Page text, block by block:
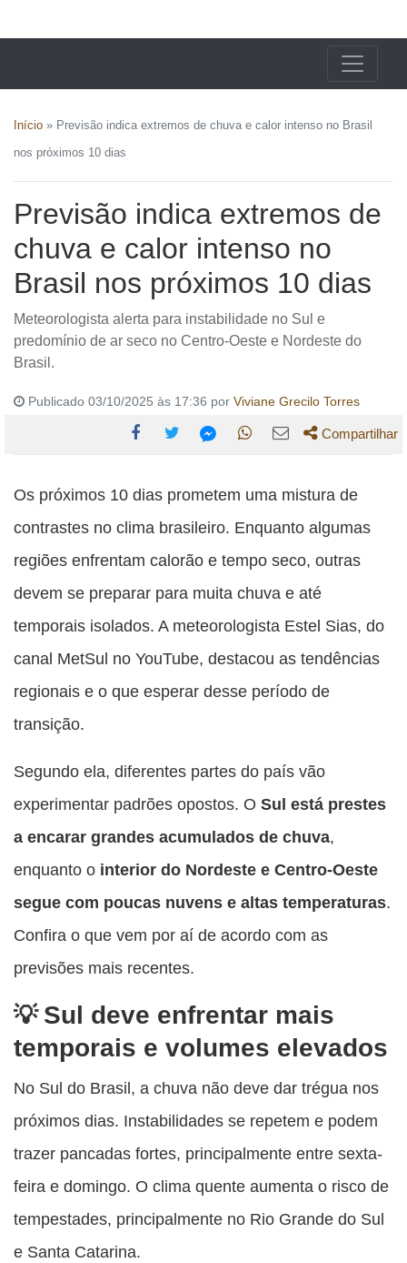
Início » Previsão indica extremos de chuva e calor intenso no Brasil
nos próximos 10 dias
Previsão indica extremos de
chuva e calor intenso no
Brasil nos próximos 10 dias
Meteorologista alerta para instabilidade no Sul e
predomínio de ar seco no Centro-Oeste e Nordeste do
Brasil.
Publicado 03/10/2025 às 17:36 por Viviane Grecilo Torres
esta
publicação
esta
publicação
esta
publicação
esta
publicação
WhatsApp
esta
publicação
Email
Compartilhar
Os próximos 10 dias prometem uma mistura de
contrastes no clima brasileiro. Enquanto algumas
regiões enfrentam calorão e tempo seco, outras
devem se preparar para muita chuva e até
temporais isolados. A meteorologista Estel Sias, do
canal MetSul no YouTube, destacou as tendências
regionais e o que esperar desse período de
transição.
Segundo ela, diferentes partes do país vão
experimentar padrões opostos. O Sul está prestes
a encarar grandes acumulados de chuva,
enquanto o interior do Nordeste e Centro-Oeste
segue com poucas nuvens e altas temperaturas.
Confira o que vem por aí de acordo com as
previsões mais recentes.
Sul deve enfrentar mais
temporais e volumes elevados
No Sul do Brasil, a chuva não deve dar trégua nos
próximos dias. Instabilidades se repetem e podem
trazer pancadas fortes, principalmente entre sexta-
feira e domingo. O clima quente aumenta o risco de
tempestades, principalmente no Rio Grande do Sul
e Santa Catarina.